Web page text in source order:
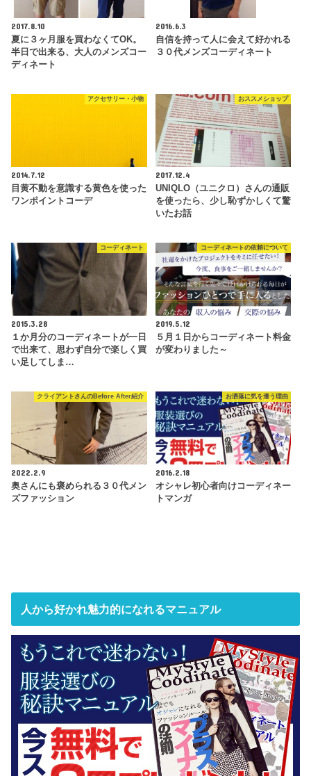
2017.8.10
夏に３ヶ月服を買わなくてOK。
半日で出来る、大人のメンズコー
ディネート
2016.6.3
自信を持って人に会えて好かれる
３０代メンズコーディネート
アクセサリー・小物
2014.7.12
目黄不動を意識する黄色を使った
ワンポイントコーデ
おススメショップ
2017.12.4
UNIQLO（ユニクロ）さんの通販
を使ったら、少し恥ずかしくて驚
いたお話
コーディネート
2015.3.28
１か月分のコーディネートが一日
で出来て、思わず自分で楽しく買
い足してしま…
コーディネートの依頼について
2019.5.12
５月１日からコーディネート料金
が変わりました～
クライアントさんのBefore After紹介
2022.2.9
奥さんにも褒められる３０代メン
ズファッション
お洒落に気を遣う理由
2016.2.18
オシャレ初心者向けコーディネー
トマンガ
人から好かれ魅力的になれるマニュアル